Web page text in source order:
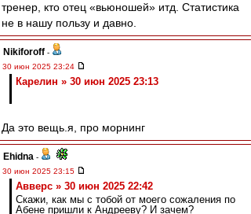
тренер, кто отец «вьюношей» итд. Статистика
не в нашу пользу и давно.
Nikiforoff -
30 июн 2025 23:24
Карелин » 30 июн 2025 23:13
Да это вещь.я, про морнинг
Ehidna -
30 июн 2025 23:15
Авверс » 30 июн 2025 22:42
Скажи, как мы с тобой от моего сожаления по
Абене пришли к Андрееву? И зачем?